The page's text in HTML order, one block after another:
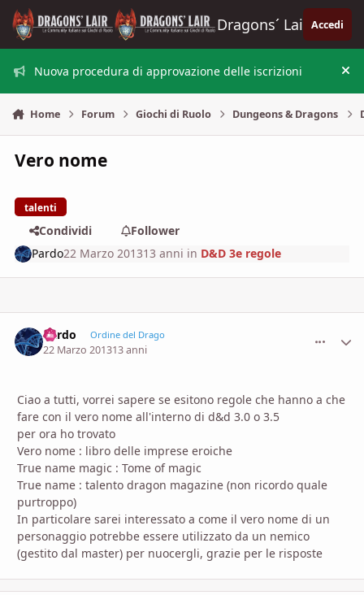
Vai al contenuto
Dragons´ Lair Accedi
Nuova procedura di approvazione delle iscrizioni
Home Forum Giochi di Ruolo Dungeons & Dragons
Vero nome
talenti
Condividi
Follower
Pardo22 Marzo 201313 anni in D&D 3e regole
Pardo Ordine del Drago
22 Marzo 201313 anni
Ciao a tutti, vorrei sapere se esitono regole che hanno a che
fare con il vero nome all'interno di d&d 3.0 o 3.5
per ora ho trovato
Vero nome : libro delle imprese eroiche
True name magic : Tome of magic
True name : talento dragon magazine (non ricordo quale
purtroppo)
In particolare sarei interessato a come il vero nome di un
personaggio potrebbe essere utilizzato da un nemico
(gestito dal master) per nuocergli, grazie per le risposte